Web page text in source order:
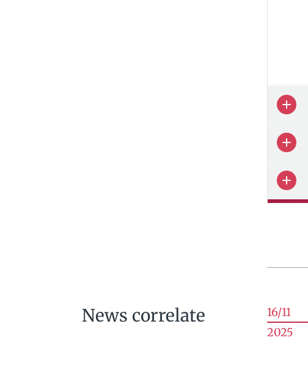
News correlate
16/11
2025